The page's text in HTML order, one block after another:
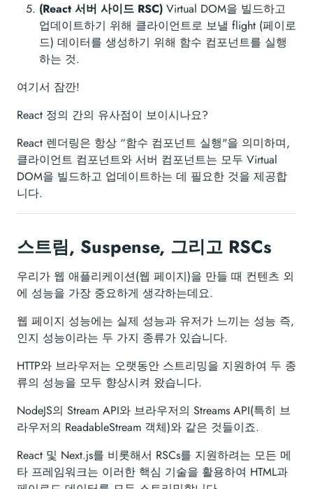
(React 서버 사이드 RSC) Virtual DOM을 빌드하고
업데이트하기 위해 클라이언트로 보낼 flight (페이로
드) 데이터를 생성하기 위해 함수 컴포넌트를 실행
하는 것.
여기서 잠깐!
React 정의 간의 유사점이 보이시나요?
React 렌더링은 항상 “함수 컴포넌트 실행"을 의미하며,
클라이언트 컴포넌트와 서버 컴포넌트는 모두 Virtual
DOM을 빌드하고 업데이트하는 데 필요한 것을 제공합
니다.
스트림, Suspense, 그리고 RSCs
우리가 웹 애플리케이션(웹 페이지)을 만들 때 컨텐츠 외
에 성능을 가장 중요하게 생각하는데요.
웹 페이지 성능에는 실제 성능과 유저가 느끼는 성능 즉,
인지 성능이라는 두 가지 종류가 있습니다.
HTTP와 브라우저는 오랫동안 스트리밍을 지원하여 두 종
류의 성능을 모두 향상시켜 왔습니다.
NodeJS의 Stream API와 브라우저의 Streams API(특히 브
라우저의 ReadableStream 객체)와 같은 것들이죠.
React 및 Next.js를 비롯해서 RSCs를 지원하려는 모든 메
타 프레임워크는 이러한 핵심 기술을 활용하여 HTML과